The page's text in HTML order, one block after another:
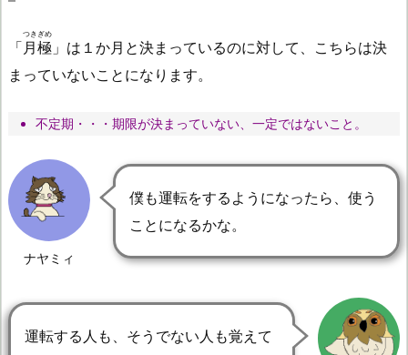
「月極
つきぎめ
」は１か月と決まっているのに対して、こちらは決
まっていないことになります。
不定期・・・期限が決まっていない、一定ではないこと。
ナヤミィ
僕も運転をするようになったら、使う
ことになるかな。
運転する人も、そうでない人も覚えて